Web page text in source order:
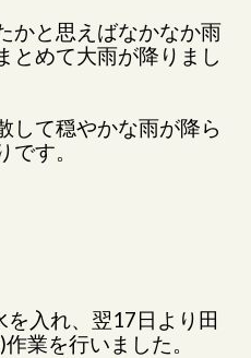
かと思えばなかなか雨
とめて大雨が降りまし
して穏やかな雨が降ら
です。
入れ、翌17日より田
業を行いました。